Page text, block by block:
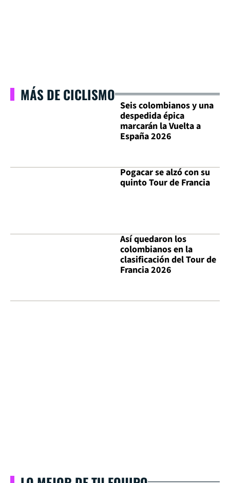
MÁS DE CICLISMO
Seis colombianos y una
despedida épica
marcarán la Vuelta a
España 2026
Pogacar se alzó con su
quinto Tour de Francia
Así quedaron los
colombianos en la
clasificación del Tour de
Francia 2026